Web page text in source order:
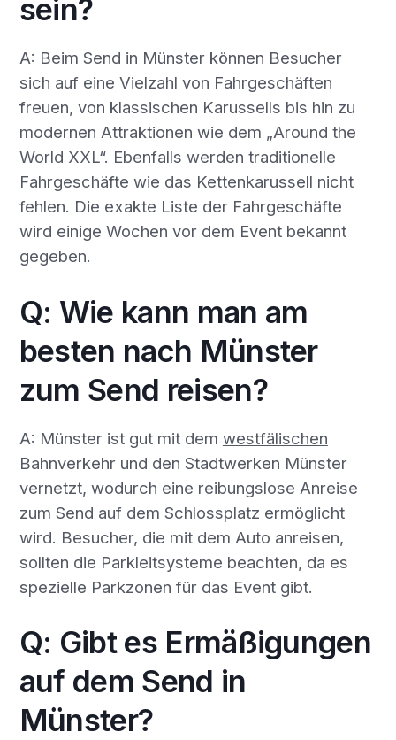
sein?
A: Beim Send in Münster können Besucher
sich auf eine Vielzahl von Fahrgeschäften
freuen, von klassischen Karussells bis hin zu
modernen Attraktionen wie dem „Around the
World XXL“. Ebenfalls werden traditionelle
Fahrgeschäfte wie das Kettenkarussell nicht
fehlen. Die exakte Liste der Fahrgeschäfte
wird einige Wochen vor dem Event bekannt
gegeben.
Q: Wie kann man am
besten nach Münster
zum Send reisen?
A: Münster ist gut mit dem westfälischen
Bahnverkehr und den Stadtwerken Münster
vernetzt, wodurch eine reibungslose Anreise
zum Send auf dem Schlossplatz ermöglicht
wird. Besucher, die mit dem Auto anreisen,
sollten die Parkleitsysteme beachten, da es
spezielle Parkzonen für das Event gibt.
Q: Gibt es Ermäßigungen
auf dem Send in
Münster?